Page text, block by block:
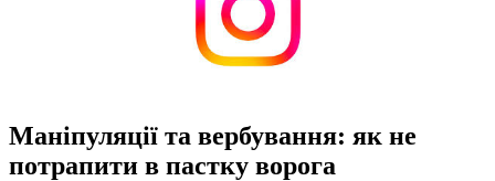
Маніпуляції та вербування: як не
потрапити в пастку ворога